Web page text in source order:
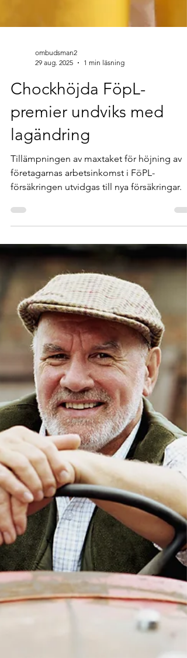
ombudsman2
29 aug. 2025
1 min läsning
Chockhöjda FöpL-
premier undviks med
lagändring
företagarnas arbetsinkomst i FöPL-
försäkringen utvidgas till nya försäkringar.